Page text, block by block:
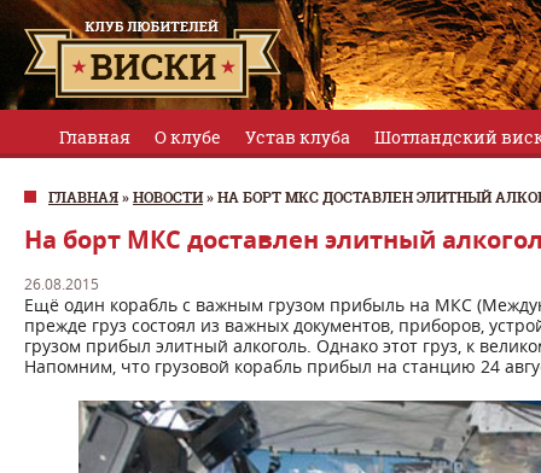
Главная О клубе Устав клуба Шотландский
ГЛАВНАЯ»НОВОСТИ»НА БОРТ МКС ДОСТАВЛЕН ЭЛИТНЫЙ
На борт МКС доставлен элитный
26.08.2015
Ещё один корабль с важным грузом прибыль на МКС
прежде груз состоял из важных документов, приборов,
грузом прибыл элитный алкоголь. Однако этот груз, к
Напомним, что грузовой корабль прибыл на станцию 24